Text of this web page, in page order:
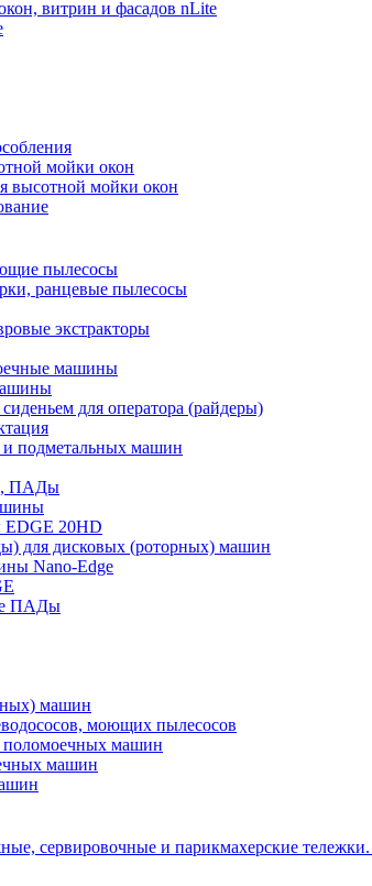
витрин и фасадов nLite
мойки окон
высотной мойки окон
пылесосы
ранцевые пылесосы
экстракторы
машины
для оператора (райдеры)
подметальных машин
ПАДы
EDGE 20HD
для дисковых (роторных) машин
Nano-Edge
ПАДы
машин
моющих пылесосов
поломоечных машин
машин
сервировочные и парикмахерские тележки.